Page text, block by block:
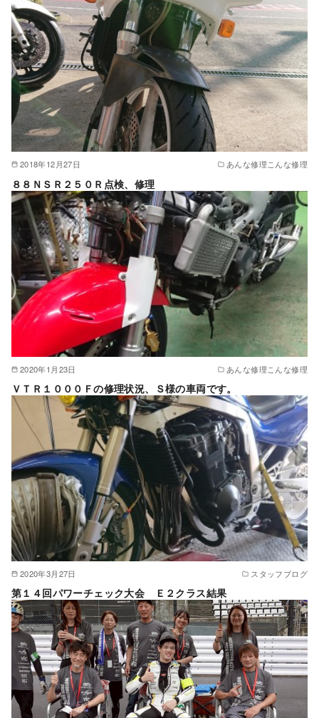
2018年12月27日 あんな修理こんな修理
８８ＮＳＲ２５０Ｒ点検、修理
2020年1月23日 あんな修理こんな修理
ＶＴＲ１０００Ｆの修理状況、Ｓ様の車両です。
2020年3月27日 スタッフブログ
第１４回パワーチェック大会 Ｅ２クラス結果